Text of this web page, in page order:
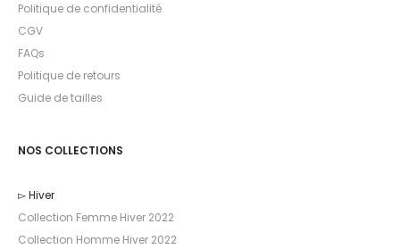
Politique de confidentialité
CGV
FAQs
Politique de retours
Guide de tailles
NOS COLLECTIONS
▻ Hiver
Collection Femme Hiver 2022
Collection Homme Hiver 2022